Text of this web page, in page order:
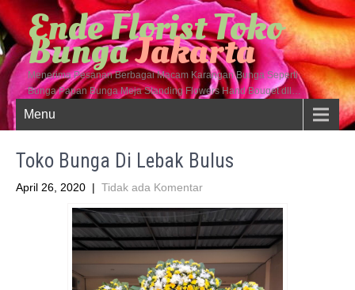
Ende Florist Toko
BungaJakarta
Menerima Pesanan Berbagai Macam Karangan Bunga Seperti
Bunga Papan Bunga Meja Standing Flowers Hand Bouqet dll…
Menu
Toko Bunga Di Lebak Bulus
April 26, 2020 | Tidak ada Komentar